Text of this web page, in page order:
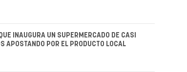
INAUGURA UN SUPERMERCADO DE CASI
APOSTANDO POR EL PRODUCTO LOCAL